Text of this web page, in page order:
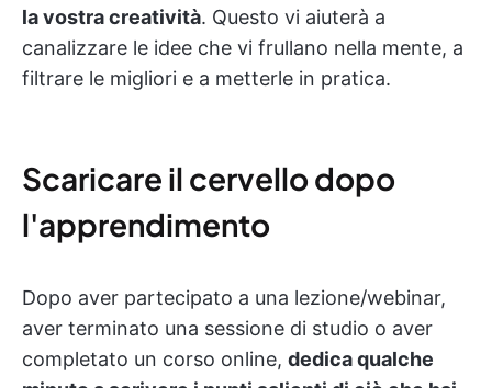
la vostra creatività. Questo vi aiuterà a
canalizzare le idee che vi frullano nella mente, a
filtrare le migliori e a metterle in pratica.
Scaricare il cervello dopo
l'apprendimento
Dopo aver partecipato a una lezione/webinar,
aver terminato una sessione di studio o aver
completato un corso online, dedica qualche